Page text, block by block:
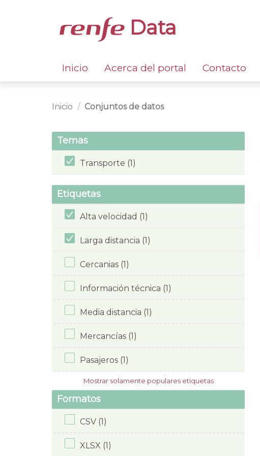
Data
Inicio Acerca del portal Contacto
Inicio Conjuntos de datos
Temas
Transporte (1)
Etiquetas
Alta velocidad (1)
Larga distancia (1)
Cercanias (1)
Información técnica (1)
Media distancia (1)
Mercancías (1)
Pasajeros (1)
Mostrar solamente populares etiquetas
Formatos
CSV (1)
XLSX (1)